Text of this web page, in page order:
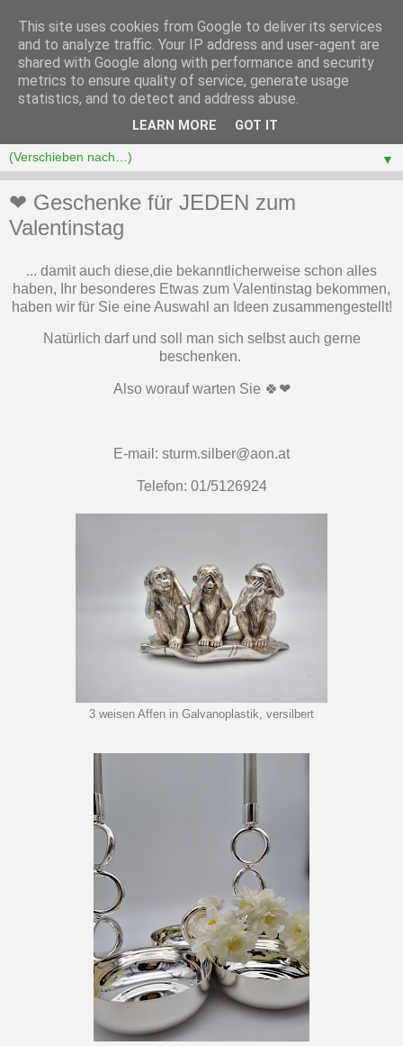
▼
❤ Geschenke für JEDEN zum
Valentinstag
... damit auch diese,die bekanntlicherweise schon alles
haben, Ihr besonderes Etwas zum Valentinstag bekommen,
haben wir für Sie eine Auswahl an Ideen zusammengestellt!
Natürlich darf und soll man sich selbst auch gerne
beschenken.
Also worauf warten Sie 🍀❤
E-mail: sturm.silber@aon.at
Telefon: 01/5126924
3 weisen Affen in Galvanoplastik, versilbert
This site uses cookies from Google to deliver its services
and to analyze traffic. Your IP address and user-agent are
shared with Google along with performance and security
metrics to ensure quality of service, generate usage
statistics, and to detect and address abuse.
LEARN MORE GOT IT